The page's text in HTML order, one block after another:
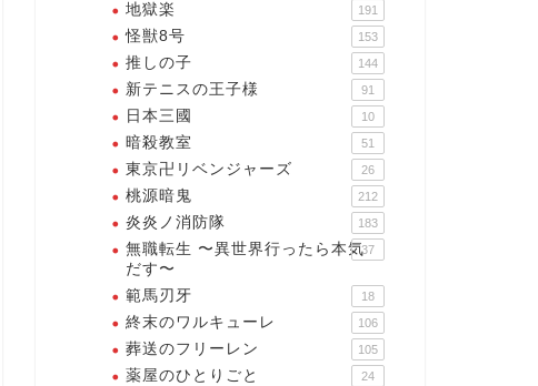
地獄楽 191
怪獣8号 153
推しの子 144
新テニスの王子様 91
日本三國 10
暗殺教室 51
東京卍リベンジャーズ 26
桃源暗鬼 212
炎炎ノ消防隊 183
無職転生 〜異世界行ったら本気
だす〜
37
範馬刃牙 18
終末のワルキューレ 106
葬送のフリーレン 105
薬屋のひとりごと 24